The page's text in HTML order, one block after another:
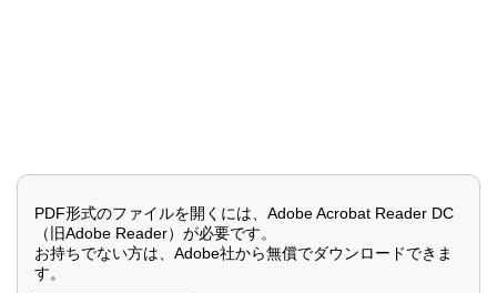
PDF形式のファイルを開くには、Adobe Acrobat Reader DC
（旧Adobe Reader）が必要です。
お持ちでない方は、Adobe社から無償でダウンロードできま
す。